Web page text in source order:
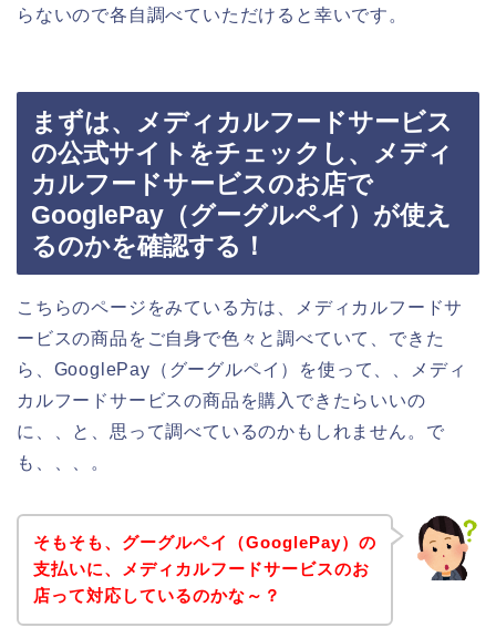
らないので各自調べていただけると幸いです。
まずは、メディカルフードサービス
の公式サイトをチェックし、メディ
カルフードサービスのお店で
GooglePay（グーグルペイ）が使え
るのかを確認する！
こちらのページをみている方は、メディカルフードサ
ービスの商品をご自身で色々と調べていて、できた
ら、GooglePay（グーグルペイ）を使って、、メディ
カルフードサービスの商品を購入できたらいいの
に、、と、思って調べているのかもしれません。で
も、、、。
そもそも、グーグルペイ（GooglePay）の
支払いに、メディカルフードサービスのお
店って対応しているのかな～？